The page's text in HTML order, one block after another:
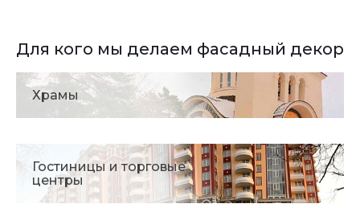
Для кого мы делаем фасадный декор
Храмы
Гостиницы и торговые
центры